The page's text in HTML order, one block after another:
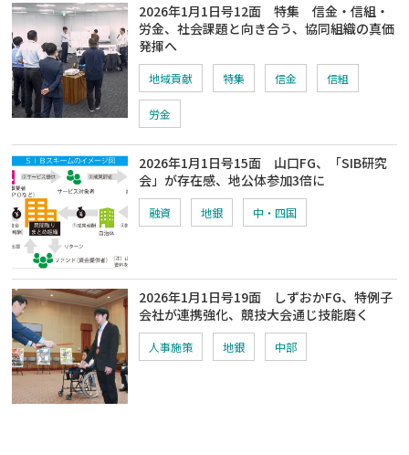
2026年1月1日号12面 特集 信金・信組・
労金、社会課題と向き合う、協同組織の真価
発揮へ
地域貢献 特集 信金 信組
労金
2026年1月1日号15面 山口FG、「SIB研究
会」が存在感、地公体参加3倍に
融資 地銀 中・四国
2026年1月1日号19面 しずおかFG、特例子
会社が連携強化、競技大会通じ技能磨く
人事施策 地銀 中部